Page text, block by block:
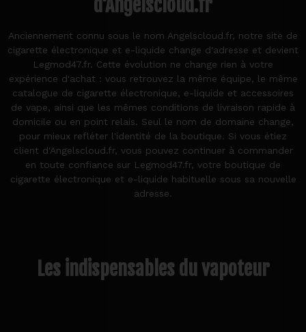
d'Angelscloud.fr
Anciennement connu sous le nom Angelscloud.fr, notre site de
cigarette électronique et e-liquide change d'adresse et devient
Legmod47.fr. Cette évolution ne change rien à votre
expérience d'achat : vous retrouvez la même équipe, le même
catalogue de cigarette électronique, e-liquide et accessoires
de vape, ainsi que les mêmes conditions de livraison rapide à
domicile ou en point relais. Seul le nom de domaine change,
pour mieux refléter l'identité de la boutique. Si vous étiez
client d'Angelscloud.fr, vous pouvez continuer à commander
en toute confiance sur Legmod47.fr, votre boutique de
cigarette électronique et e-liquide habituelle sous sa nouvelle
adresse.
Les indispensables du vapoteur